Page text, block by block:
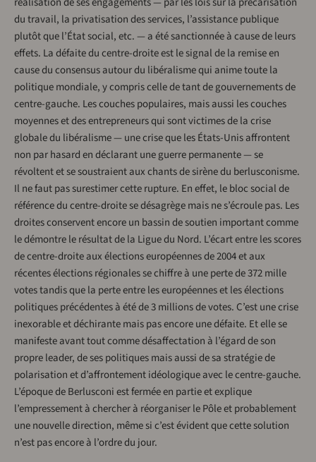
du travail, la privatisation des services, l’assistance publique
plutôt que l’État social, etc. — a été sanctionnée à cause de leurs
effets. La défaite du centre-droite est le signal de la remise en
cause du consensus autour du libéralisme qui anime toute la
politique mondiale, y compris celle de tant de gouvernements de
centre-gauche. Les couches populaires, mais aussi les couches
moyennes et des entrepreneurs qui sont victimes de la crise
globale du libéralisme — une crise que les États-Unis affrontent
non par hasard en déclarant une guerre permanente — se
révoltent et se soustraient aux chants de sirène du berlusconisme.
Il ne faut pas surestimer cette rupture. En effet, le bloc social de
référence du centre-droite se désagrège mais ne s’écroule pas. Les
droites conservent encore un bassin de soutien important comme
le démontre le résultat de la Ligue du Nord. L’écart entre les scores
de centre-droite aux élections européennes de 2004 et aux
récentes élections régionales se chiffre à une perte de 372 mille
votes tandis que la perte entre les européennes et les élections
politiques précédentes à été de 3 millions de votes. C’est une crise
inexorable et déchirante mais pas encore une défaite. Et elle se
manifeste avant tout comme désaffectation à l’égard de son
propre leader, de ses politiques mais aussi de sa stratégie de
polarisation et d’affrontement idéologique avec le centre-gauche.
L’époque de Berlusconi est fermée en partie et explique
l’empressement à chercher à réorganiser le Pôle et probablement
une nouvelle direction, même si c’est évident que cette solution
n’est pas encore à l’ordre du jour.